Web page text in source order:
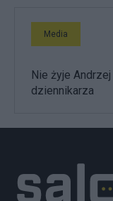
Media
Nie żyje
dziennikarza